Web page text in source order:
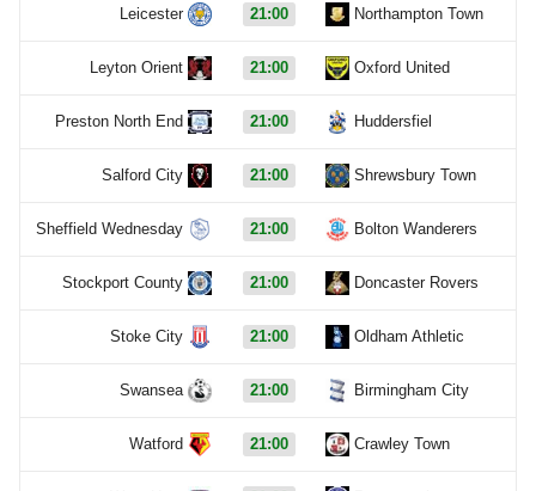
Leicester 21:00 Northampton Town
Leyton Orient 21:00 Oxford United
Preston North End 21:00 Huddersfiel
Salford City 21:00 Shrewsbury Town
Sheffield Wednesday 21:00 Bolton Wanderers
Stockport County 21:00 Doncaster Rovers
Stoke City 21:00 Oldham Athletic
Swansea 21:00 Birmingham City
Watford 21:00 Crawley Town